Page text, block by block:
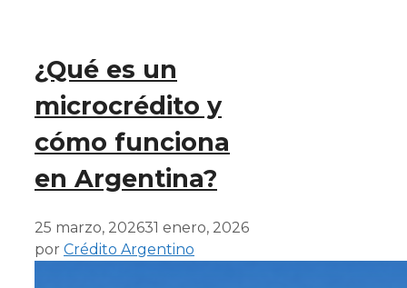
¿Qué es un
microcrédito y
cómo funciona
en Argentina?
25 marzo, 202631 enero, 2026
por Crédito Argentino